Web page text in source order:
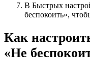
В Быстрых
беспокоить»,
Как
«Не